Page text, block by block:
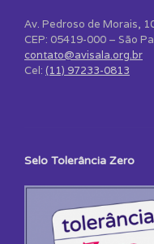
Av. Pedroso de Morais,
CEP: 05419-000 – São
contato@avisala.org.br
Cel: (11) 97233-0813
Selo Tolerância Zero